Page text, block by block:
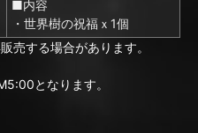
■内容
・世界樹の祝福ｘ1個
売する場合があります。
となります。